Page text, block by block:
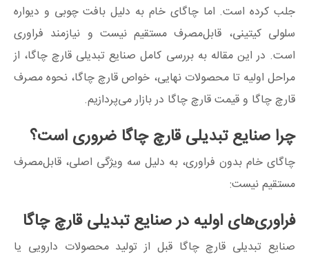
جلب کرده است. اما چاگای خام به دلیل بافت چوبی و دیواره
سلولی کیتینی، قابل‌مصرف مستقیم نیست و نیازمند فراوری
است. در این مقاله به بررسی کامل صنایع تبدیلی قارچ چاگا، از
مراحل اولیه تا محصولات نهایی، خواص قارچ چاگا، نحوه مصرف
قارچ چاگا و قیمت قارچ چاگا در بازار می‌پردازیم.
چرا صنایع تبدیلی قارچ چاگا ضروری است؟
چاگای خام بدون فراوری، به دلیل سه ویژگی اصلی، قابل‌مصرف
مستقیم نیست:
فراوری‌های اولیه در صنایع تبدیلی قارچ چاگا
صنایع تبدیلی قارچ چاگا قبل از تولید محصولات دارویی یا